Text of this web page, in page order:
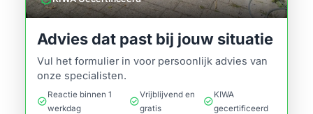
Advies dat past bij jouw situatie
Vul het formulier in voor persoonlijk advies van
onze specialisten.
check_circle
Reactie binnen 1
werkdag
check_circle
Vrijblijvend en
gratis
check_circle
KIWA
gecertificeerd